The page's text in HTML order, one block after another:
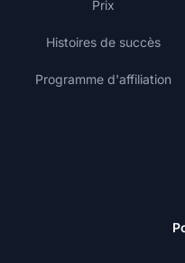
Prix
Histoires de succès
Programme d'affiliation